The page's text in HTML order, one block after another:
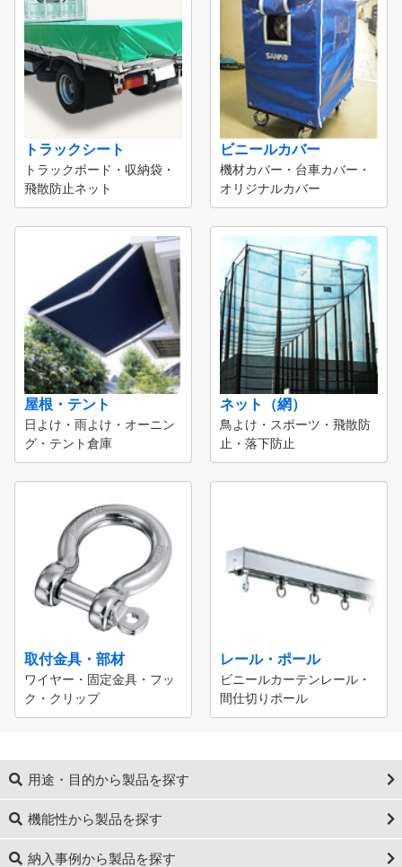
トラックシート
トラックボード・収納袋・
飛散防止ネット
ビニールカバー
機材カバー・台車カバー・
オリジナルカバー
屋根・テント
日よけ・雨よけ・オーニン
グ・テント倉庫
ネット（網）
鳥よけ・スポーツ・飛散防
止・落下防止
取付金具・部材
ワイヤー・固定金具・フッ
ク・クリップ
レール・ポール
ビニールカーテンレール・
間仕切りポール
用途・目的から製品を探す
機能性から製品を探す
納入事例から製品を探す